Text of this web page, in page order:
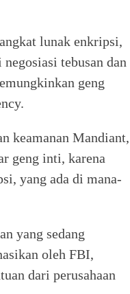
lunak enkripsi,
tebusan dan
geng
keamanan Mandiant,
geng inti, karena
yang ada di mana-
yang sedang
oleh FBI,
dari perusahaan